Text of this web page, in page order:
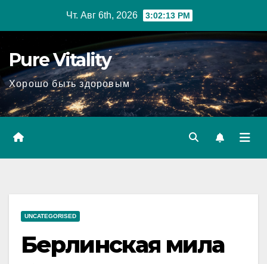
Чт. Авг 6th, 2026 3:02:15 PM
Pure Vitality
Хорошо быть здоровым
UNCATEGORISED
Берлинская мила